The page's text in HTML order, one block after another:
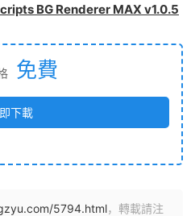
BG Renderer MAX v1.0.5
免費
下載
5794.html，轉載請注